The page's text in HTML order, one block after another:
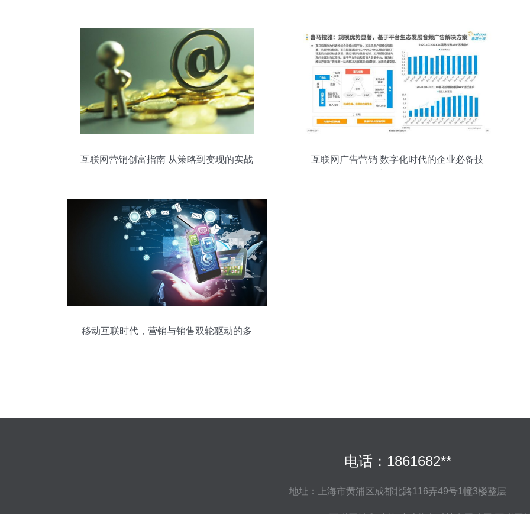
互联网营销创富指南 从策略到变现的实战
互联网广告营销 数字化时代的企业必备技
移动互联时代，营销与销售双轮驱动的多
电话：1861682**
地址：上海市黄浦区成都北路116弄49号1幢3楼整层